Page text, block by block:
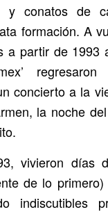
y conatos de
formación. A
a partir de 1993
concierto a la
la noche
vivieron días
de lo
indiscutibles